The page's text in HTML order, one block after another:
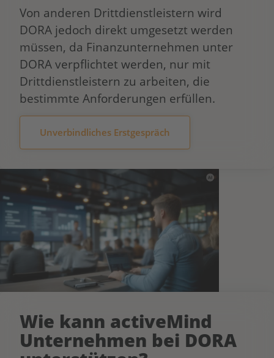
Von anderen Drittdienstleistern wird
DORA jedoch direkt umgesetzt werden
müssen, da Finanzunternehmen unter
DORA verpflichtet werden, nur mit
Drittdienstleistern zu arbeiten, die
bestimmte Anforderungen erfüllen.
Unverbindliches Erstgespräch
Wie kann activeMind
Unternehmen bei DORA